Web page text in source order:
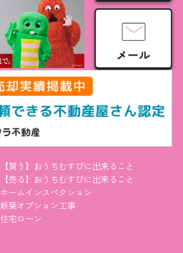
【買う】おうちむすびに出来ること
【売る】おうちむすびに出来ること
ホームインスペクション
新築オプション工事
住宅ローン